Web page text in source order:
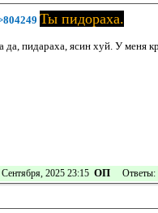
Ты пидораха.
да, пидараха, ясин хуй. У меня
2025 23:15 ОП Ответы: